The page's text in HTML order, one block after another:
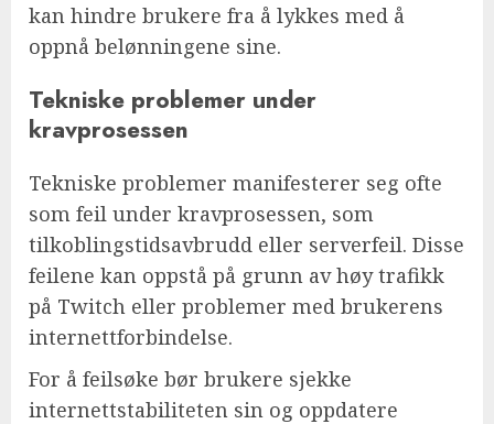
kan hindre brukere fra å lykkes med å
oppnå belønningene sine.
Tekniske problemer under
kravprosessen
Tekniske problemer manifesterer seg ofte
som feil under kravprosessen, som
tilkoblingstidsavbrudd eller serverfeil. Disse
feilene kan oppstå på grunn av høy trafikk
på Twitch eller problemer med brukerens
internettforbindelse.
For å feilsøke bør brukere sjekke
internettstabiliteten sin og oppdatere